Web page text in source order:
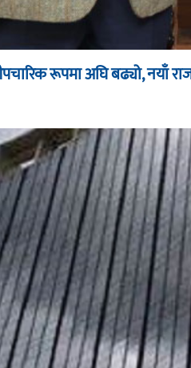
रूपमा अघि बढ्यो, नयाँ